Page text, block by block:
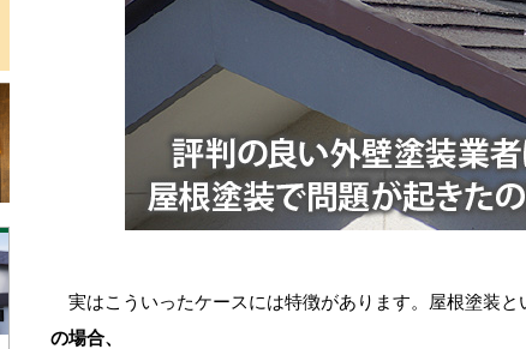
実はこういったケースには特徴があります。屋根塗装と
の場合、